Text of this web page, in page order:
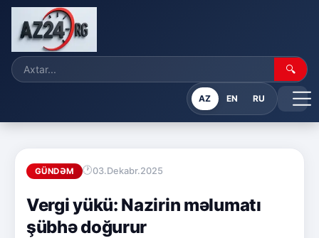
🔍
AZ EN RU
GÜNDƏM 03.Dekabr.2025
Vergi yükü: Nazirin məlumatı
şübhə doğurur